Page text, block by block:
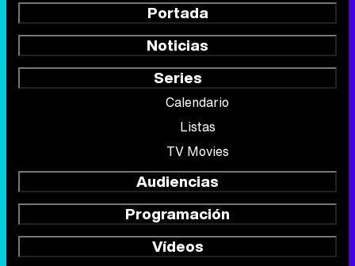
Portada
Noticias
Series
Calendario
Listas
TV Movies
Audiencias
Programación
Vídeos